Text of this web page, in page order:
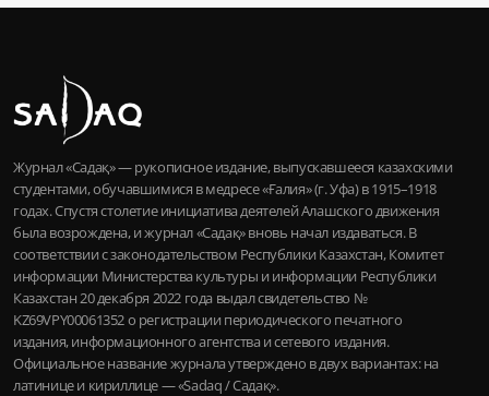
Журнал «Садақ» — рукописное издание, выпускавшееся казахскими
студентами, обучавшимися в медресе «Ғалия» (г. Уфа) в 1915–1918
годах. Спустя столетие инициатива деятелей Алашского движения
была возрождена, и журнал «Садақ» вновь начал издаваться. В
соответствии с законодательством Республики Казахстан, Комитет
информации Министерства культуры и информации Республики
Казахстан 20 декабря 2022 года выдал свидетельство №
KZ69VPY00061352 о регистрации периодического печатного
издания, информационного агентства и сетевого издания.
Официальное название журнала утверждено в двух вариантах: на
латинице и кириллице — «Sadaq / Садақ».